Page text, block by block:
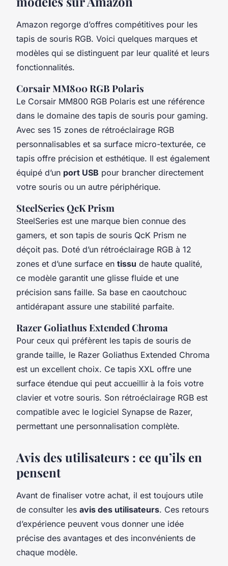
Amazon regorge d’offres compétitives pour les
tapis de souris RGB. Voici quelques marques et
modèles qui se distinguent par leur qualité et leurs
fonctionnalités.
Corsair MM800 RGB Polaris
Le Corsair MM800 RGB Polaris est une référence
dans le domaine des tapis de souris pour gaming.
Avec ses 15 zones de rétroéclairage RGB
personnalisables et sa surface micro-texturée, ce
tapis offre précision et esthétique. Il est également
équipé d’un port USB pour brancher directement
votre souris ou un autre périphérique.
SteelSeries QcK Prism
SteelSeries est une marque bien connue des
gamers, et son tapis de souris QcK Prism ne
déçoit pas. Doté d’un rétroéclairage RGB à 12
zones et d’une surface en tissu de haute qualité,
ce modèle garantit une glisse fluide et une
précision sans faille. Sa base en caoutchouc
antidérapant assure une stabilité parfaite.
Razer Goliathus Extended Chroma
Pour ceux qui préfèrent les tapis de souris de
grande taille, le Razer Goliathus Extended Chroma
est un excellent choix. Ce tapis XXL offre une
surface étendue qui peut accueillir à la fois votre
clavier et votre souris. Son rétroéclairage RGB est
compatible avec le logiciel Synapse de Razer,
permettant une personnalisation complète.
Avis des utilisateurs : ce qu’ils en
pensent
Avant de finaliser votre achat, il est toujours utile
de consulter les avis des utilisateurs. Ces retours
d’expérience peuvent vous donner une idée
précise des avantages et des inconvénients de
chaque modèle.